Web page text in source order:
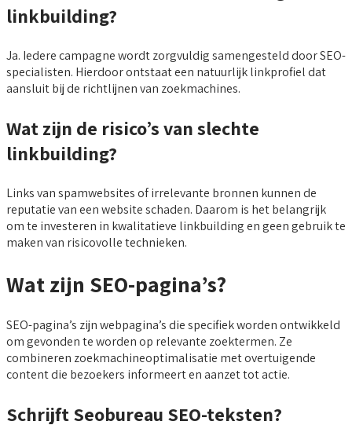
linkbuilding?
Ja. Iedere campagne wordt zorgvuldig samengesteld door SEO-
specialisten. Hierdoor ontstaat een natuurlijk linkprofiel dat
aansluit bij de richtlijnen van zoekmachines.
Wat zijn de risico’s van slechte
linkbuilding?
Links van spamwebsites of irrelevante bronnen kunnen de
reputatie van een website schaden. Daarom is het belangrijk
om te investeren in kwalitatieve linkbuilding en geen gebruik te
maken van risicovolle technieken.
Wat zijn SEO-pagina’s?
SEO-pagina’s zijn webpagina’s die specifiek worden ontwikkeld
om gevonden te worden op relevante zoektermen. Ze
combineren zoekmachineoptimalisatie met overtuigende
content die bezoekers informeert en aanzet tot actie.
Schrijft Seobureau SEO-teksten?